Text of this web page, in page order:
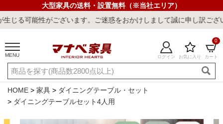
大型家具の送料・設置無料（※当社エリア）
ます。ご迷惑をおかけしまして誠に申し訳ございません。
MENU ログイン お気に入り カート
0
ご利用ガイド 新規会員登録
店舗一覧 閲覧履歴
よくある質問
HOME 家具
ダイニングテーブル・セット
ダイニングテーブルセット4人用